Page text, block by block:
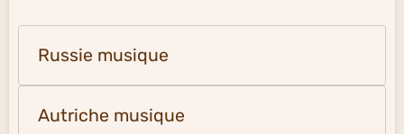
Russie musique
Autriche musique